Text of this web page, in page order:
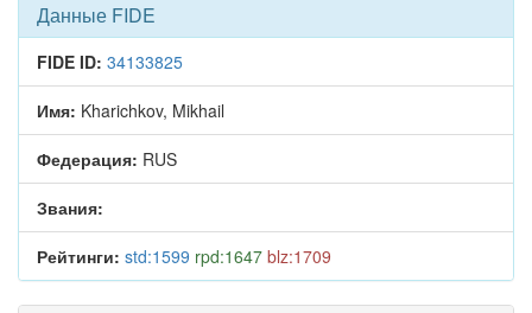
Данные FIDE
FIDE ID: 34133825
Имя: Kharichkov, Mikhail
Федерация: RUS
Звания:
Рейтинги: std:1599 rpd:1647 blz:1709